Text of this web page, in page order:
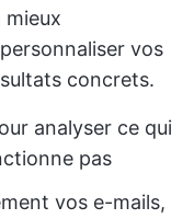
mieux
vos
concrets.
analyser ce qui
pas
vos e-mails,